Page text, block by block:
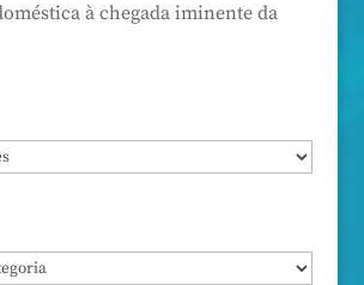
à chegada iminente da